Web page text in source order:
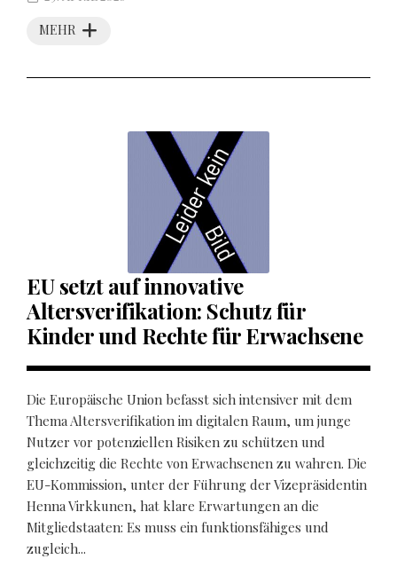
MEHR
EU setzt auf innovative
Altersverifikation: Schutz für
Kinder und Rechte für Erwachsene
Die Europäische Union befasst sich intensiver mit dem
Thema Altersverifikation im digitalen Raum, um junge
Nutzer vor potenziellen Risiken zu schützen und
gleichzeitig die Rechte von Erwachsenen zu wahren. Die
EU-Kommission, unter der Führung der Vizepräsidentin
Henna Virkkunen, hat klare Erwartungen an die
Mitgliedstaaten: Es muss ein funktionsfähiges und
zugleich...